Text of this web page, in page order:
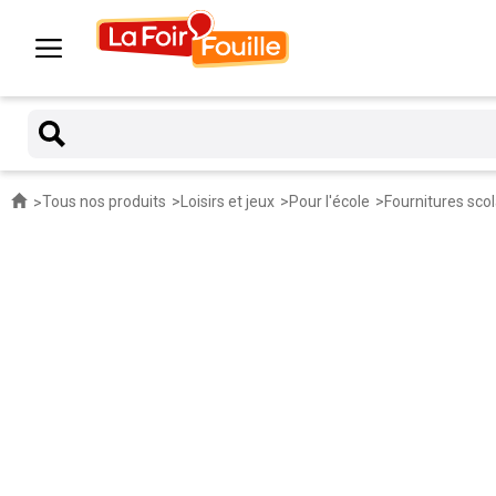
Tous nos produits Loisirs et jeux Pour l'école Fournitures